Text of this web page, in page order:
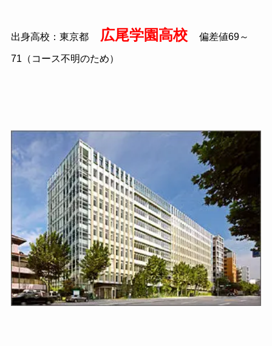
出身高校：東京都 広尾学園高校 偏差値69～
71（コース不明のため）